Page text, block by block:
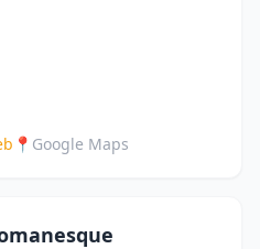
📍 Google Maps